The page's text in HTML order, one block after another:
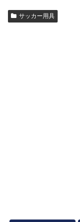
サッカー用具